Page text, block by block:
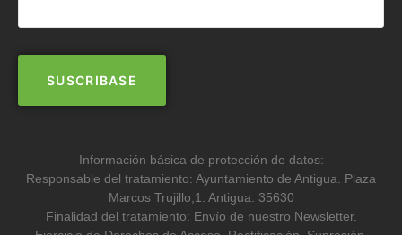
Información básica de protección de datos:
Responsable del tratamiento: Ayuntamiento de Antigua. Plaza
Marcos Trujillo,1. Antigua. 35630
Finalidad del tratamiento: Envío de nuestro Newsletter.